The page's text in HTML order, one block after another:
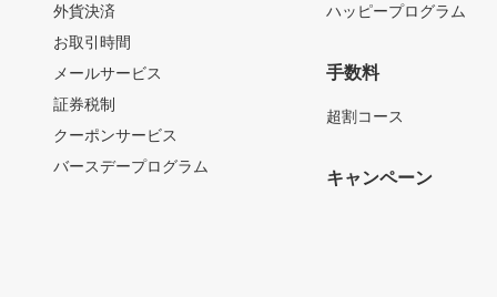
外貨決済
お取引時間
メールサービス
証券税制
クーポンサービス
バースデープログラム
ハッピープログラム
手数料
超割コース
キャンペーン